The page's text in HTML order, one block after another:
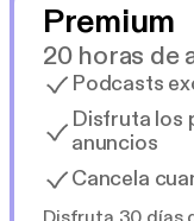
Premium
20 horas de
Podcasts
Disfruta los
anuncios
Cancela